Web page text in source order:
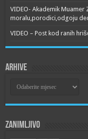
VIDEO- Akademik Muamer
moralu,porodici,odgoju
VIDEO – Post kod ranih
Arhive
Zanimljivo